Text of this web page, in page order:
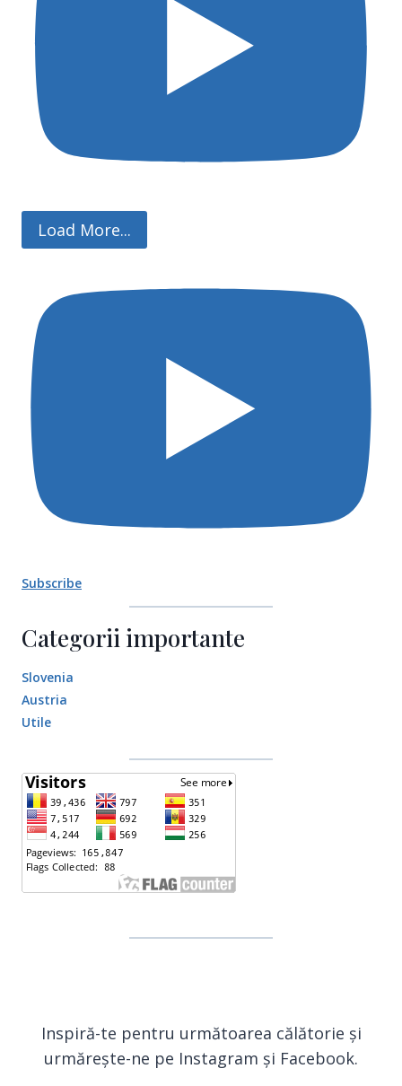
Load More...
Subscribe
Categorii importante
Slovenia
Austria
Utile
Inspiră-te pentru următoarea călătorie și
urmărește-ne pe Instagram și Facebook.